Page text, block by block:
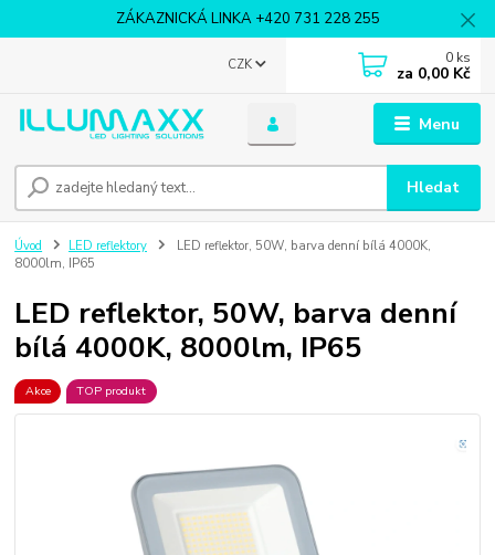
ZÁKAZNICKÁ LINKA +420 731 228 255
Menu
CZK
Hledat
0 ks
za 0,00 Kč
Úvod LED reflektory
LED reflektor, 50W, barva denní bílá 4000K,
8000lm, IP65
LED reflektor, 50W, barva denní
bílá 4000K, 8000lm, IP65
Akce TOP produkt